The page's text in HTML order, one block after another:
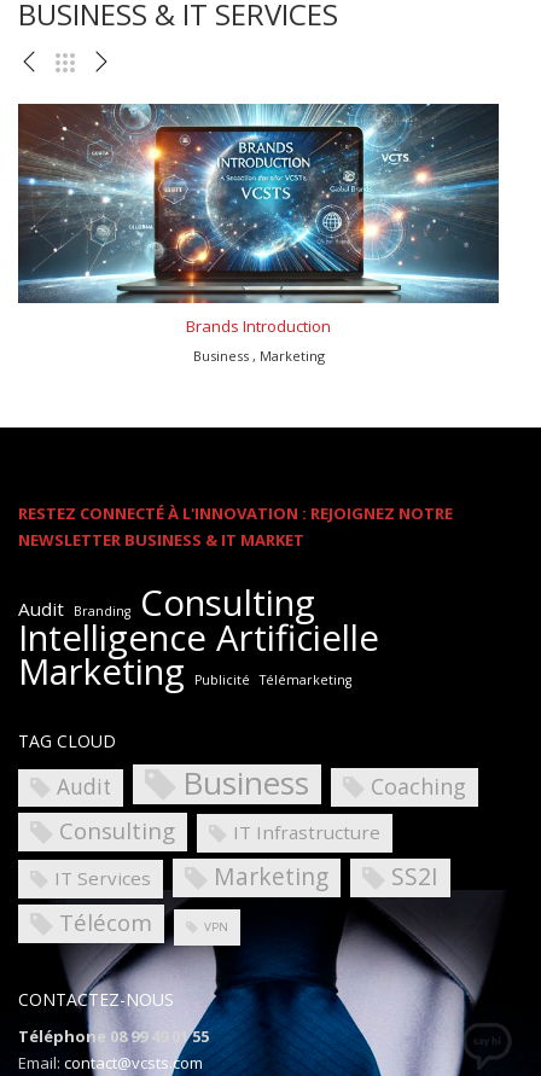
BUSINESS & IT SERVICES
Brands Introduction
Business , Marketing
RESTEZ CONNECTÉ À L'INNOVATION : REJOIGNEZ NOTRE
NEWSLETTER BUSINESS & IT MARKET
Audit Branding Consulting
Intelligence Artificielle
Marketing Publicité Télémarketing
TAG CLOUD
Audit Business Coaching
Consulting
IT Infrastructure
IT Services
Marketing SS2I
Télécom VPN
CONTACTEZ-NOUS
Téléphone 08 99 49 01 55
Email: contact@vcsts.com